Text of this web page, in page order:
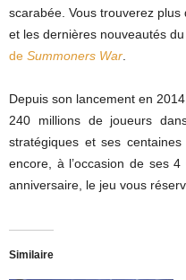
scarabée. Vous trouverez
et les dernières nouveautés
de Summoners War
Depuis son lancement en 2014,
240 millions de joueurs
stratégiques et ses
encore, à l’occasion de ses
anniversaire, le jeu vous
Similaire